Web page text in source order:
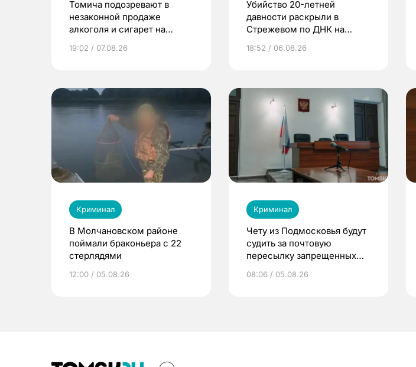
Томича подозревают в
незаконной продаже
алкоголя и сигарет на
рублей
19:02 / 07.08.26
Убийство 20-летней
давности раскрыли в
Стрежевом по ДНК на
18:52 / 06.08.26
Криминал
В Молчановском районе
поймали браконьера с 22
стерлядями
12:00 / 05.08.26
Криминал
Чету из Подмосковья будут
судить за почтовую
пересылку запрещенных
08:06 / 05.08.26